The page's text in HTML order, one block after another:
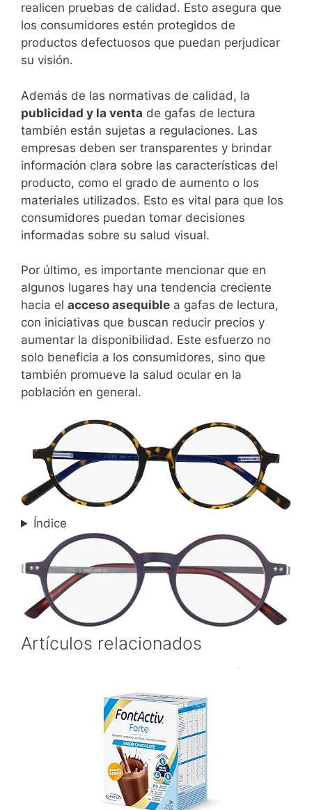
realicen pruebas de calidad. Esto asegura que
los consumidores estén protegidos de
productos defectuosos que puedan perjudicar
su visión.
Además de las normativas de calidad, la
publicidad y la venta de gafas de lectura
también están sujetas a regulaciones. Las
empresas deben ser transparentes y brindar
información clara sobre las características del
producto, como el grado de aumento o los
materiales utilizados. Esto es vital para que los
consumidores puedan tomar decisiones
informadas sobre su salud visual.
Por último, es importante mencionar que en
algunos lugares hay una tendencia creciente
hacia el acceso asequible a gafas de lectura,
con iniciativas que buscan reducir precios y
aumentar la disponibilidad. Este esfuerzo no
solo beneficia a los consumidores, sino que
también promueve la salud ocular en la
población en general.
Índice
Artículos relacionados